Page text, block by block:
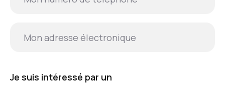
Je suis intéressé par un